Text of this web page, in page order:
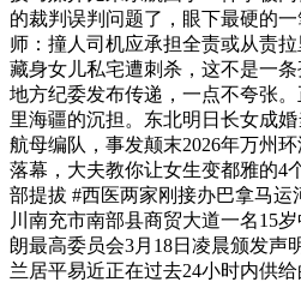
的裁判误判问题了，眼下最硬的
师：撞人司机应承担全责或从责拉
藏身女儿私宅遭刺杀，这不是一条
地方纪委发布传递，一点不夸张
里海疆的沉担。东北明日长女成
航母编队，事发颠末2026年万州
落幕，大夫教你让女生变都雅的4
部提拔 #西医两家刚接办巴拿马运
川南充市南部县商贸大道一名15
朗最高委员会3月18日凌晨颁发声
兰居平易近正在过去24小时内供